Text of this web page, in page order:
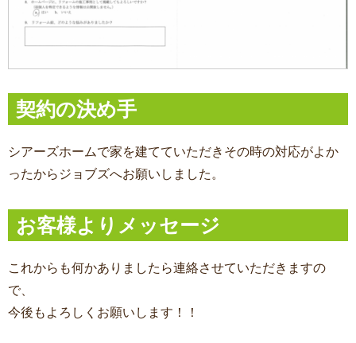
契約の決め手
シアーズホームで家を建てていただきその時の対応がよか
ったからジョブズへお願いしました。
お客様よりメッセージ
これからも何かありましたら連絡させていただきますの
で、
今後もよろしくお願いします！！